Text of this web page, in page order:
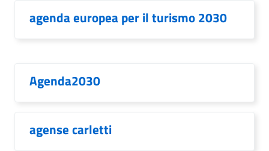
agenda europea per il turismo 2030
Agenda2030
agense carletti